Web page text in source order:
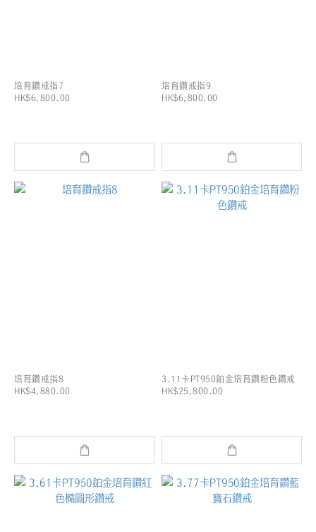
培育鑽戒指7
HK$6,800.00
培育鑽戒指9
HK$6,800.00
培育鑽戒指8
HK$4,880.00
3.11卡PT950鉑金培育鑽粉色鑽戒
HK$25,800.00